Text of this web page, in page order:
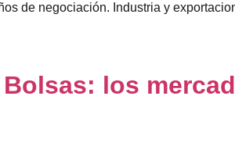
de negociación. Industria y
los